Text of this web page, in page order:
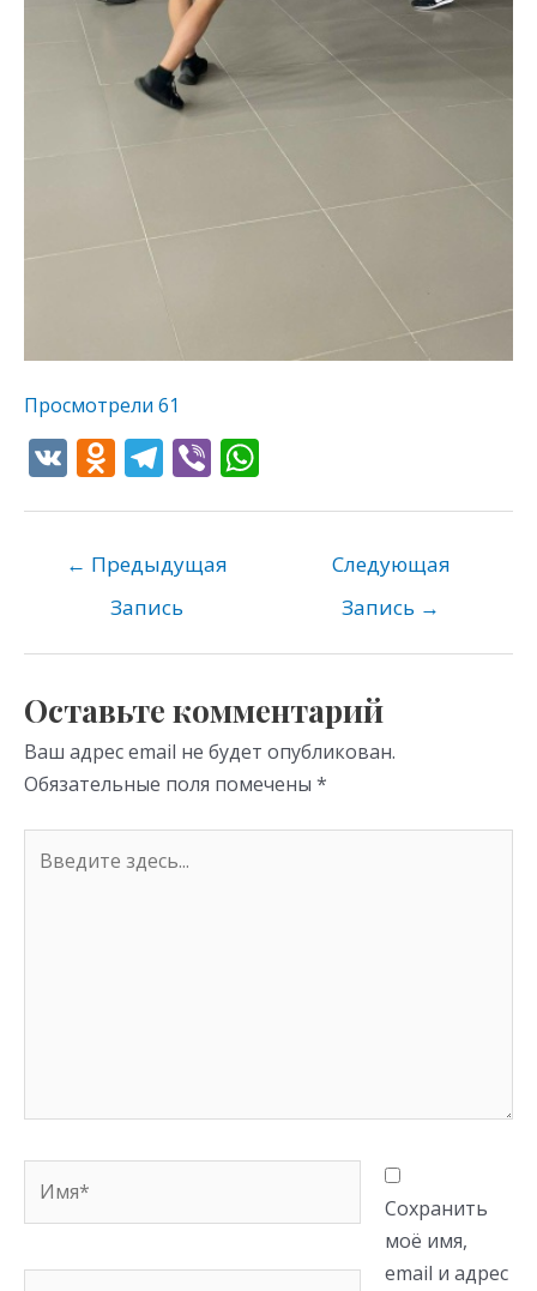
Просмотрели 61
V O
o
kl
as
ni
ki
T
gr
a
m
Vi
p
← Предыдущая
Запись
Следующая
Запись →
Оставьте комментарий
Ваш адрес email не будет опубликован.
Обязательные поля помечены *
здесь...
Сохранить
моё имя,
email и адрес